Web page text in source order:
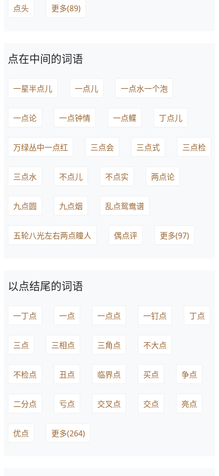
点头 更多(89)
点在中间的词语
一星半点儿 一点儿 一点水一个泡
一点论 一点钟情 一点鲽 丁点儿
万绿丛中一点红 三点会 三点式 三点检
三点水 不点儿 不点实 两点论
九点圆 九点烟 乱点鸳鸯谱
五轮八光左右两点瞳人 偶点评 更多(97)
以点结尾的词语
一丁点 一点 一点点 一钉点 丁点
三点 三相点 三角点 不大点
不检点 丑点 临界点 买点 争点
二分点 亏点 交叉点 交点 亮点
优点 更多(264)